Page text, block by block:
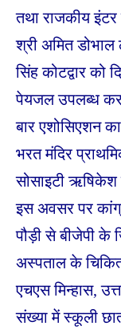
तथा राजकीय
श्री अमित
सिंह कोटद्वार को
पेयजल उपलब्ध
बार एशोसिएशन
भरत मंदिर
सोसाइटी
इस अवसर पर
पौड़ी से बीजेपी के
अस्पताल के
एचएस मिन्हास,
संख्या में स्कूली